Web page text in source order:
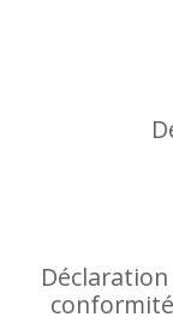
Déclaration
conformité